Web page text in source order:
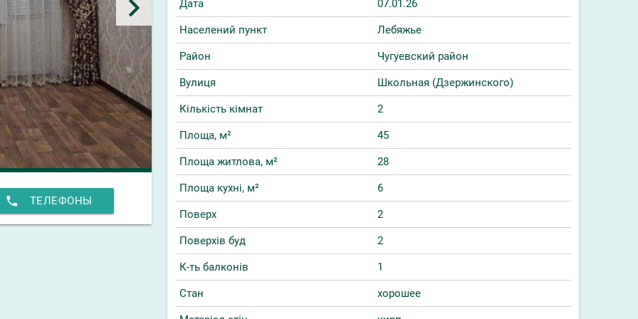
keyboard_arrow_right
phone ТЕЛЕФОНЫ
Дата 07.01.26
Населений пункт Лебяжье
Район Чугуевский район
Вулиця Школьная (Дзержинского)
Кількість кімнат 2
Площа, м² 45
Площа житлова, м² 28
Площа кухні, м² 6
Поверх 2
Поверхів буд 2
К-ть балконів 1
Стан хорошее